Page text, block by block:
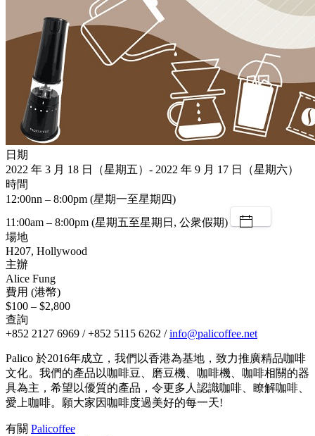
日期
2022 年 3 月 18 日（星期五）- 2022 年 9 月 17 日（星期六）
時間
12:00nn – 8:00pm (星期一至星期四)
11:00am – 8:00pm (星期五至星期日, 公衆假期)
場地
H207, Hollywood
主辦
Alice Fung
費用 (港幣)
$100 – $2,800
查詢
+852 2127 6969 / +852 5115 6262 /info@palicoffee.net
Palico 於2016年成立，我們以香港為基地，致力推廣精品咖啡
文化。我們的產品以咖啡豆、磨豆機、咖啡機、咖啡相關的器
具為主，希望以優質的產品，令更多人認識咖啡、瞭解咖啡、
愛上咖啡。願大家因咖啡度過美好的每一天!
有關 Palicoffee